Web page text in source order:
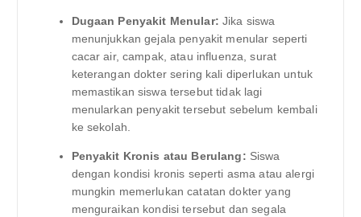
Dugaan Penyakit Menular: Jika siswa
menunjukkan gejala penyakit menular seperti
cacar air, campak, atau influenza, surat
keterangan dokter sering kali diperlukan untuk
memastikan siswa tersebut tidak lagi
menularkan penyakit tersebut sebelum kembali
ke sekolah.
Penyakit Kronis atau Berulang: Siswa
dengan kondisi kronis seperti asma atau alergi
mungkin memerlukan catatan dokter yang
menguraikan kondisi tersebut dan segala